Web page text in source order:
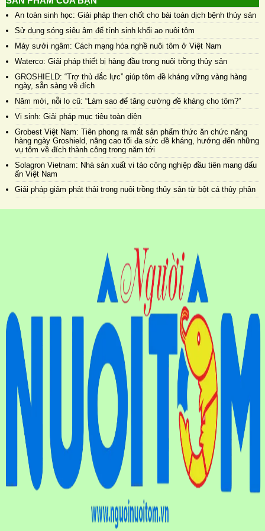
An toàn sinh học: Giải pháp then chốt cho bài toán dịch bệnh thủy sản
Sử dụng sóng siêu âm để tính sinh khối ao nuôi tôm
Máy sưởi ngâm: Cách mạng hóa nghề nuôi tôm ở Việt Nam
Waterco: Giải pháp thiết bị hàng đầu trong nuôi trồng thủy sản
GROSHIELD: “Trợ thủ đắc lực” giúp tôm đề kháng vững vàng hàng
ngày, sẵn sàng về đích
Năm mới, nỗi lo cũ: “Làm sao để tăng cường đề kháng cho tôm?”
Vi sinh: Giải pháp mục tiêu toàn diện
Grobest Việt Nam: Tiên phong ra mắt sản phẩm thức ăn chức năng
hàng ngày Groshield, nâng cao tối đa sức đề kháng, hướng đến những
vụ tôm về đích thành công trong năm tới
Solagron Vietnam: Nhà sản xuất vi tảo công nghiệp đầu tiên mang dấu
ấn Việt Nam
Giải pháp giảm phát thải trong nuôi trồng thủy sản từ bột cá thủy phân